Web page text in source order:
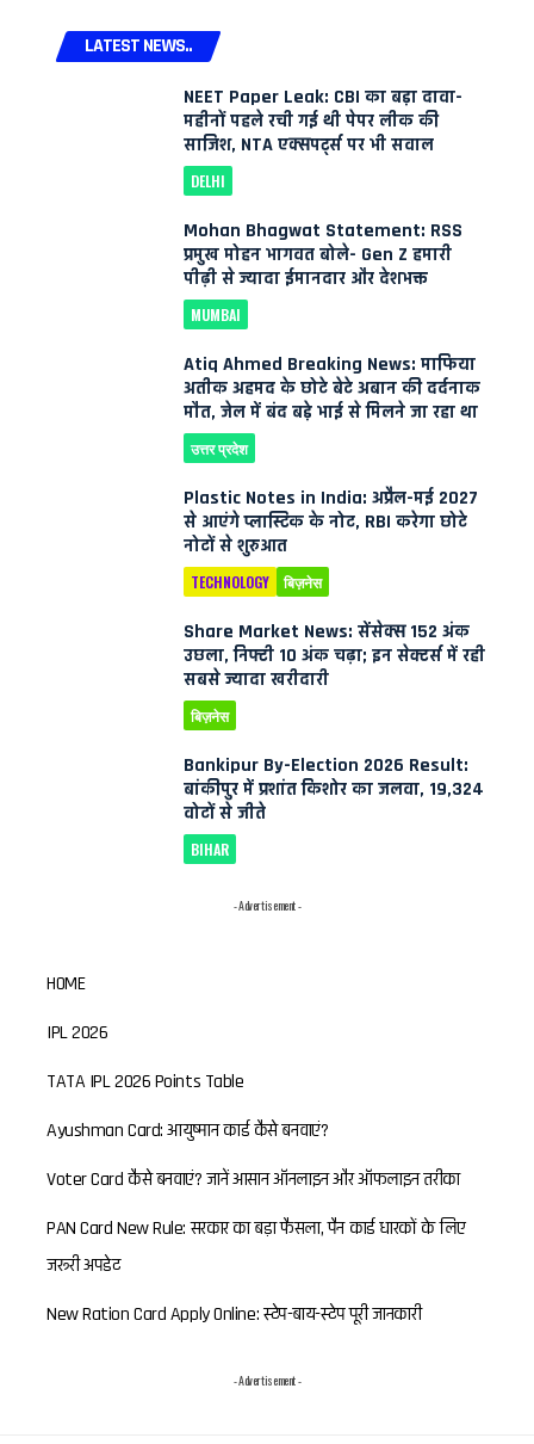
LATEST NEWS..
NEET Paper Leak: CBI का बड़ा दावा-
महीनों पहले रची गई थी पेपर लीक की
साजिश, NTA एक्सपर्ट्स पर भी सवाल
DELHI
Mohan Bhagwat Statement: RSS
प्रमुख मोहन भागवत बोले- Gen Z हमारी
पीढ़ी से ज्यादा ईमानदार और देशभक्त
MUMBAI
Atiq Ahmed Breaking News: माफिया
अतीक अहमद के छोटे बेटे अबान की दर्दनाक
मौत, जेल में बंद बड़े भाई से मिलने जा रहा था
उत्तर प्रदेश
Plastic Notes in India: अप्रैल-मई 2027
से आएंगे प्लास्टिक के नोट, RBI करेगा छोटे
नोटों से शुरुआत
TECHNOLOGY बिज़नेस
Share Market News: सेंसेक्स 152 अंक
उछला, निफ्टी 10 अंक चढ़ा; इन सेक्टर्स में रही
सबसे ज्यादा खरीदारी
बिज़नेस
Bankipur By-Election 2026 Result:
बांकीपुर में प्रशांत किशोर का जलवा, 19,324
वोटों से जीते
BIHAR
- Advertisement -
HOME
IPL 2026
TATA IPL 2026 Points Table
Ayushman Card: आयुष्मान कार्ड कैसे बनवाएं?
Voter Card कैसे बनवाएं? जानें आसान ऑनलाइन और ऑफलाइन तरीका
PAN Card New Rule: सरकार का बड़ा फैसला, पैन कार्ड धारकों के लिए
जरूरी अपडेट
New Ration Card Apply Online: स्टेप-बाय-स्टेप पूरी जानकारी
- Advertisement -